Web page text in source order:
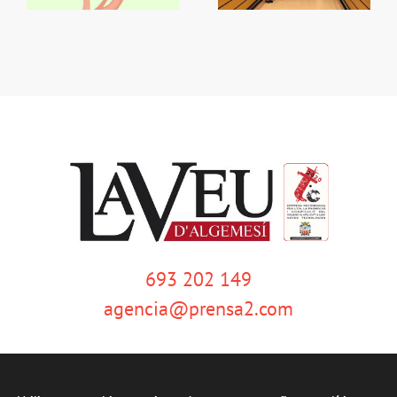
693 202 149
agencia@prensa2.com